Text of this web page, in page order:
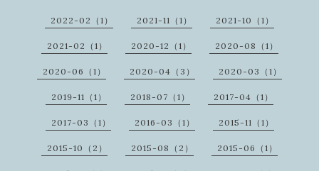
2022-02（1） 2021-11（1） 2021-10（1）
2021-02（1） 2020-12（1） 2020-08（1）
2020-06（1） 2020-04（3） 2020-03（1）
2019-11（1） 2018-07（1） 2017-04（1）
2017-03（1） 2016-03（1） 2015-11（1）
2015-10（2） 2015-08（2） 2015-06（1）